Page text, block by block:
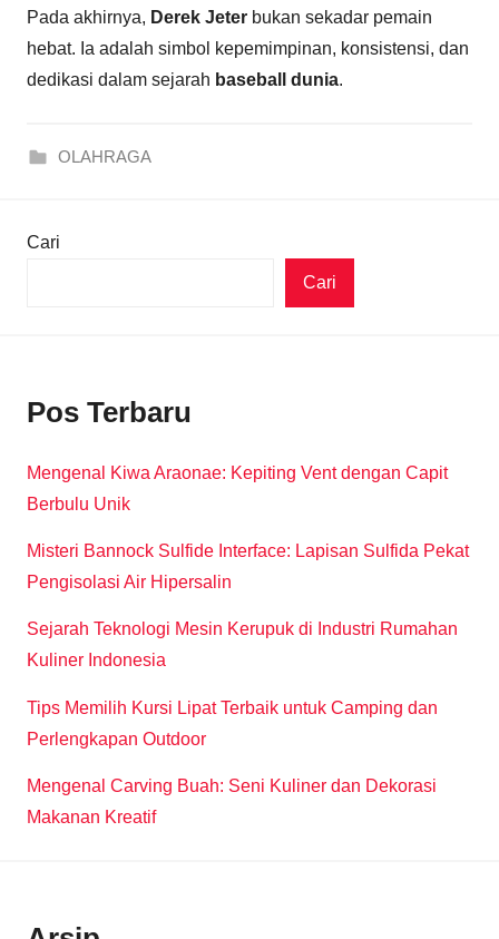
Pada akhirnya, Derek Jeter bukan sekadar pemain
hebat. Ia adalah simbol kepemimpinan, konsistensi, dan
dedikasi dalam sejarah baseball dunia.
OLAHRAGA
Cari
Cari
Pos Terbaru
Mengenal Kiwa Araonae: Kepiting Vent dengan Capit
Berbulu Unik
Misteri Bannock Sulfide Interface: Lapisan Sulfida Pekat
Pengisolasi Air Hipersalin
Sejarah Teknologi Mesin Kerupuk di Industri Rumahan
Kuliner Indonesia
Tips Memilih Kursi Lipat Terbaik untuk Camping dan
Perlengkapan Outdoor
Mengenal Carving Buah: Seni Kuliner dan Dekorasi
Makanan Kreatif